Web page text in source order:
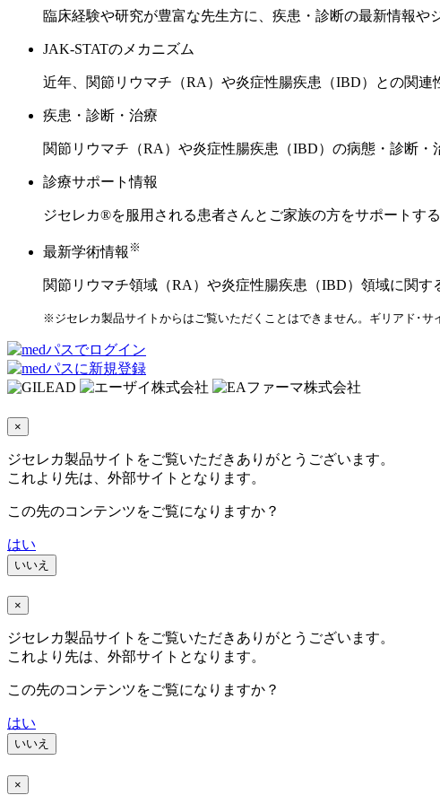
臨床経験や研究が豊富な先生方に、疾患・診断の最新情報や
JAK-STATのメカニズム
近年、関節リウマチ（RA）や炎症性腸疾患（IBD）との関連
疾患・診断・治療
関節リウマチ（RA）や炎症性腸疾患（IBD）の病態・診断
診療サポート情報
ジセレカ®を服用される患者さんとご家族の方をサポートす
最新学術情報 ※
関節リウマチ領域（RA）や炎症性腸疾患（IBD）領域に関す
※ジセレカ製品サイトからはご覧いただくことはできません。ギリアド･サ
×
ジセレカ製品サイトをご覧いただきありがとうございます。
これより先は、外部サイトとなります。
この先のコンテンツをご覧になりますか？
はい
いいえ
×
ジセレカ製品サイトをご覧いただきありがとうございます。
これより先は、外部サイトとなります。
この先のコンテンツをご覧になりますか？
はい
いいえ
×